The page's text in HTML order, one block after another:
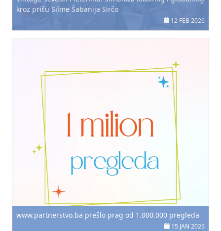
kroz priču Silme Šabanija Sirčo
12 FEB 2026
www.partnerstvo.ba prešlo prag od 1.000.000 pregleda
15 JAN 2026